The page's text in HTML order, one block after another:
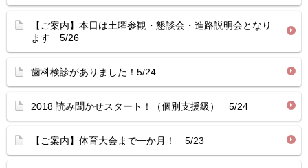
【ご案内】本日は土曜参観・懇談会・進路説明会となり
ます 5/26
歯科検診がありました！5/24
2018 読み聞かせスタート！（個別支援級） 5/24
【ご案内】体育大会まで一か月！ 5/23